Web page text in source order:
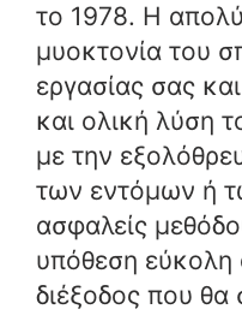
το 1978. Η
μυοκτονία του
εργασίας σας
και ολική λύση
με την
των εντόμων ή
ασφαλείς
υπόθεση εύκολη
διέξοδος που θα